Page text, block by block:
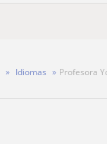
Idiomas Profesora